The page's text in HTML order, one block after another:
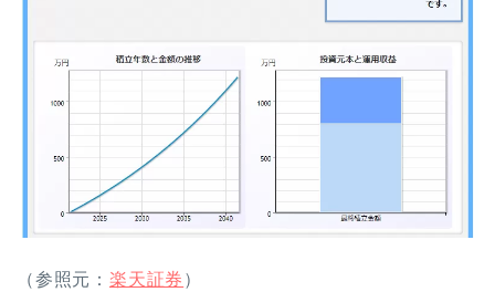
（参照元： 楽天証券 ）